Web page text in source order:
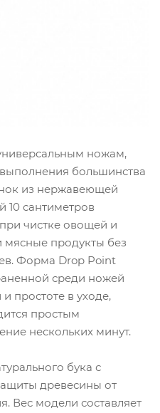
ножам,
большинства
из нержавеющей
10 сантиметров
чистке овощей и
продукты без
Форма Drop Point
среди ножей
простоте в уходе,
простым
нескольких минут.
бука с
древесины от
Вес модели составляет